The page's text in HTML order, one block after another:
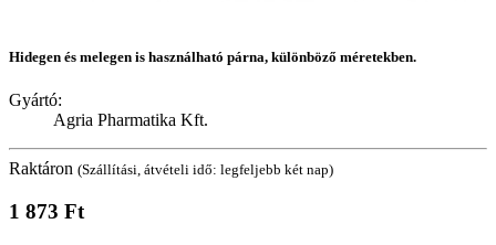
Hidegen és melegen is használható párna, különböző méretekben.
Gyártó:
Agria Pharmatika Kft.
Raktáron (Szállítási, átvételi idő: legfeljebb két nap)
1 873 Ft